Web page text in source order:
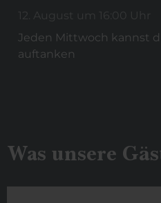
12. August um 16:00 Uhr
Jeden Mittwoch kannst
auftanken
Was unsere